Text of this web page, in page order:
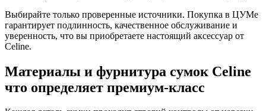
Выбирайте только проверенные источники. Покупка в ЦУМе
гарантирует подлинность, качественное обслуживание и
уверенность, что вы приобретаете настоящий аксессуар от
Celine.
Материалы и фурнитура сумок Celine
что определяет премиум-класс